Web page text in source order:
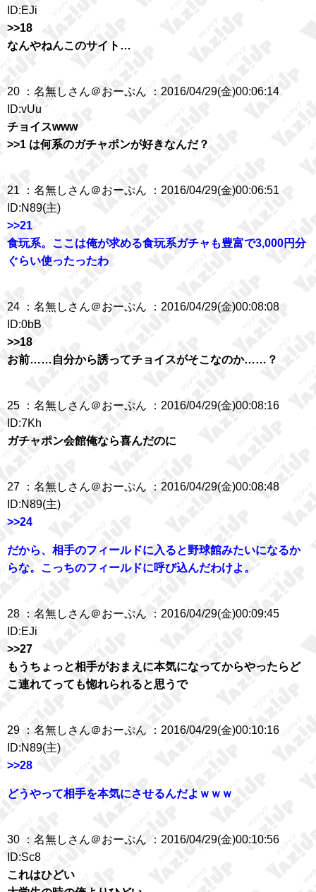
ID:EJi
>>18
なんやねんこのサイト…
20 ：名無しさん＠おーぷん ：2016/04/29(金)00:06:14
ID:vUu
チョイスwww
>>1 は何系のガチャポンが好きなんだ？
21 ：名無しさん＠おーぷん ：2016/04/29(金)00:06:51
ID:N89(主)
>>21
食玩系。ここは俺が求める食玩系ガチャも豊富で3,000円分
ぐらい使ったったわ
24 ：名無しさん＠おーぷん ：2016/04/29(金)00:08:08
ID:0bB
>>18
お前……自分から誘ってチョイスがそこなのか……？
25 ：名無しさん＠おーぷん ：2016/04/29(金)00:08:16
ID:7Kh
ガチャポン会館俺なら喜んだのに
27 ：名無しさん＠おーぷん ：2016/04/29(金)00:08:48
ID:N89(主)
>>24
だから、相手のフィールドに入ると野球館みたいになるか
らな。こっちのフィールドに呼び込んだわけよ。
28 ：名無しさん＠おーぷん ：2016/04/29(金)00:09:45
ID:EJi
>>27
もうちょっと相手がおまえに本気になってからやったらど
こ連れてっても惚れられると思うで
29 ：名無しさん＠おーぷん ：2016/04/29(金)00:10:16
ID:N89(主)
>>28
どうやって相手を本気にさせるんだよｗｗｗ
30 ：名無しさん＠おーぷん ：2016/04/29(金)00:10:56
ID:Sc8
これはひどい